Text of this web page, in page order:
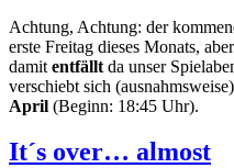
Achtung, Achtung: der
erste Freitag dieses Monats,
damit entfällt da unser
verschiebt sich
April (Beginn: 18:45 Uhr).
It´s over… almost